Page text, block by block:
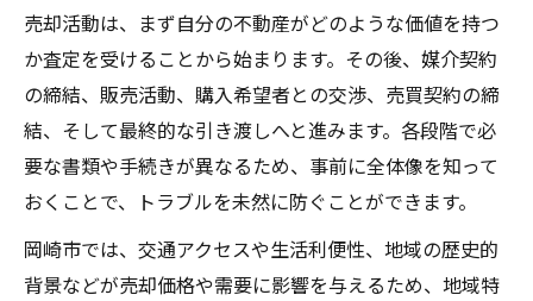
売却活動は、まず自分の不動産がどのような価値を持つ
か査定を受けることから始まります。その後、媒介契約
の締結、販売活動、購入希望者との交渉、売買契約の締
結、そして最終的な引き渡しへと進みます。各段階で必
要な書類や手続きが異なるため、事前に全体像を知って
おくことで、トラブルを未然に防ぐことができます。
岡崎市では、交通アクセスや生活利便性、地域の歴史的
背景などが売却価格や需要に影響を与えるため、地域特